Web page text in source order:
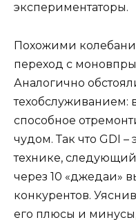
экспериментаторы.
Похожими
переход с
Аналогично
техобслуживанием:
способное
чудом. Так что GDI –
технике,
через 10 «джедаи»
конкурентов.
его плюсы и